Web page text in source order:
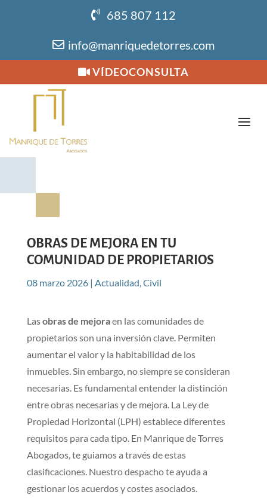
685 807 112
info@manriquedetorres.com
VÍDEOCONSULTA
OBRAS DE MEJORA EN TU
COMUNIDAD DE PROPIETARIOS
08 marzo 2026| Actualidad Civil
Lasobras de mejoraen las comunidades de
propietarios son una inversión clave. Permiten
aumentar el valor y la habitabilidad de los
inmuebles. Sin embargo, no siempre se consideran
necesarias. Es fundamental entender la distinción
entre obras necesarias y de mejora. La Ley de
Propiedad Horizontal (LPH) establece diferentes
requisitos para cada tipo. En Manrique de Torres
Abogados, te guiamos a través de estas
clasificaciones. Nuestro despacho te ayuda a
gestionar los acuerdos y costes asociados.